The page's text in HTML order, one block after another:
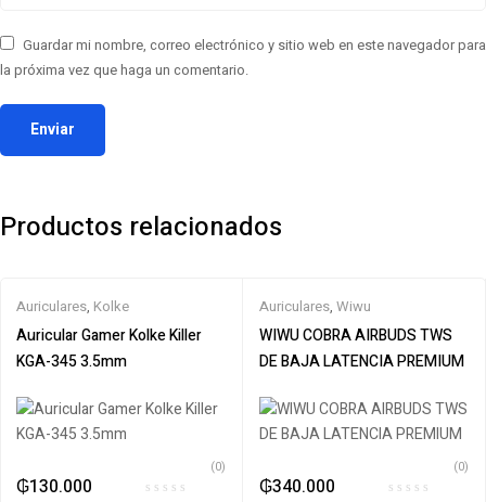
Guardar mi nombre, correo electrónico y sitio web en este navegador para
la próxima vez que haga un comentario.
Productos relacionados
Auriculares, Kolke
Auricular Gamer Kolke Killer
KGA-345 3.5mm
₲130.000
(0)
Auriculares, Wiwu
WIWU COBRA AIRBUDS TWS
DE BAJA LATENCIA PREMIUM
₲340.000
(0)